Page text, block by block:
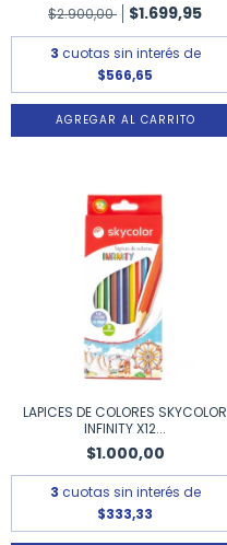
$2.900,00
$1.699,95
3 cuotas sin interés de
$566,65
LAPICES DE COLORES SKYCOLOR
INFINITY X12...
$1.000,00
3 cuotas sin interés de
$333,33